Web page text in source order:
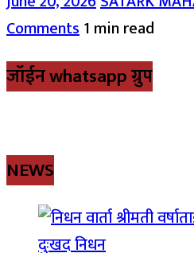
Comments1 min read
जॉईन whatsapp ग्रुप
NEWS